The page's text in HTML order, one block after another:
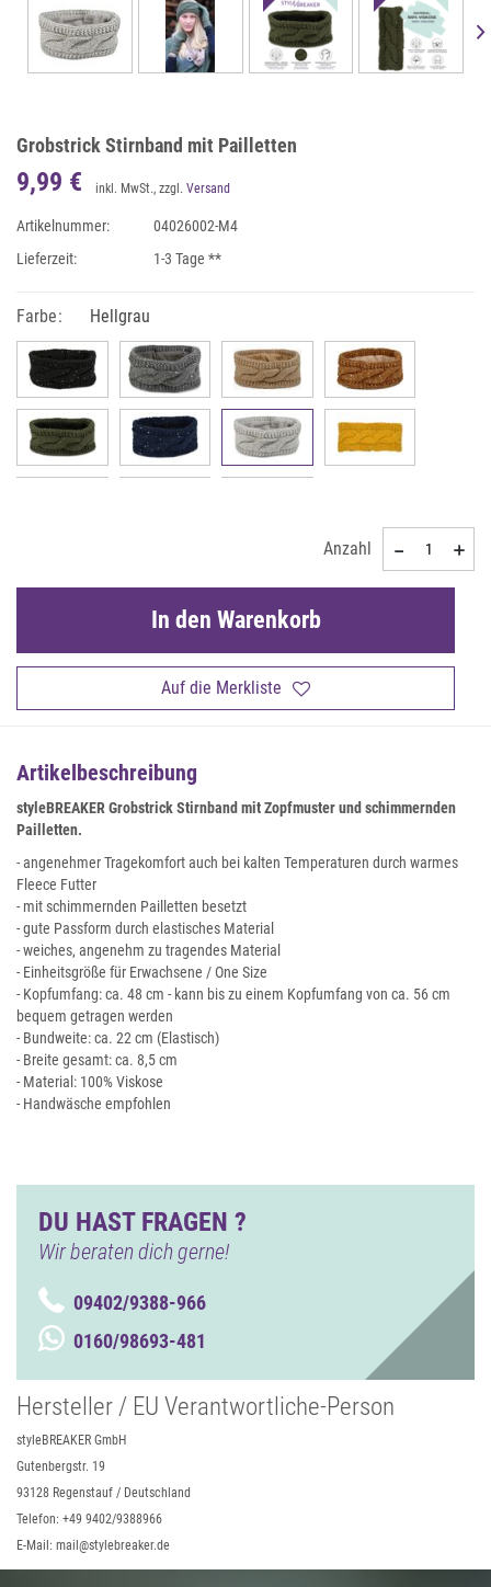
Grobstrick Stirnband mit Pailletten
9,99 € inkl. MwSt., zzgl. Versand
Artikelnummer:
04026002-M4
Lieferzeit:
1-3 Tage **
Farbe: Hellgrau
Anzahl
Auf die Merkliste
In den Warenkorb
Artikelbeschreibung
styleBREAKER Grobstrick Stirnband mit Zopfmuster und schimmernden
Pailletten.
- angenehmer Tragekomfort auch bei kalten Temperaturen durch warmes
Fleece Futter
- mit schimmernden Pailletten besetzt
- gute Passform durch elastisches Material
- weiches, angenehm zu tragendes Material
- Einheitsgröße für Erwachsene / One Size
- Kopfumfang: ca. 48 cm - kann bis zu einem Kopfumfang von ca. 56 cm
bequem getragen werden
- Bundweite: ca. 22 cm (Elastisch)
- Breite gesamt: ca. 8,5 cm
- Material: 100% Viskose
- Handwäsche empfohlen
DU HAST FRAGEN ?
Wir beraten dich gerne!
09402/9388-966
0160/98693-481
Hersteller / EU Verantwortliche-Person
styleBREAKER GmbH
Gutenbergstr. 19
93128 Regenstauf / Deutschland
Telefon: +49 9402/9388966
E-Mail: mail@stylebreaker.de